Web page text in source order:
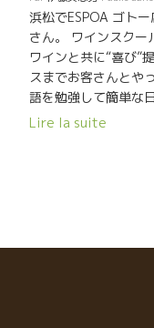
Rosé ». C’est
Sylvain a visité son
Hamamatsu au
浜松でESPOA ゴト
さん。 ワインスクー
ワインと共に“喜
スまでお客さんとや
語を勉強して簡単な
造家との人間関係
Lire la suite